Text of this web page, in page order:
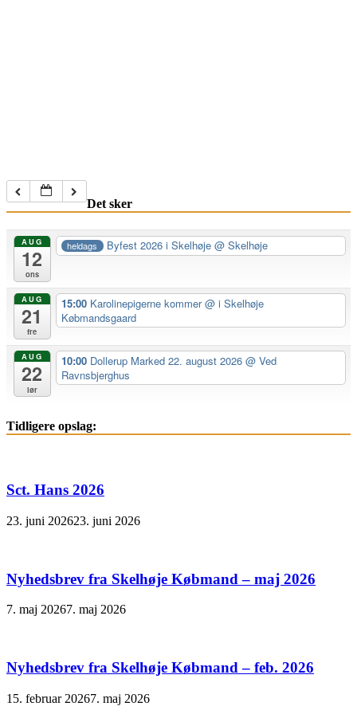
Det sker
AUG
12
ons
heldags Byfest 2026 i Skelhøje@ Skelhøje
AUG
21
fre
15:00 Karolinepigerne kommer@ i Skelhøje
Købmandsgaard
AUG
22
lør
10:00 Dollerup Marked 22. august 2026 @ Ved
Ravnsbjerghus
Tidligere opslag:
Sct. Hans 2026
23. juni 202623. juni 2026
Nyhedsbrev fra Skelhøje Købmand – maj 2026
7. maj 20267. maj 2026
Nyhedsbrev fra Skelhøje Købmand – feb. 2026
15. februar 20267. maj 2026